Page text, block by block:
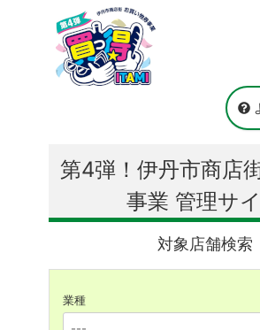
第4弾！伊丹市商店
事業 管理サ
対象店舗検索
業種